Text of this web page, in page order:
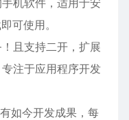
机软件，适用于安
可使用。
且支持二开，扩展
注于应用程序开发
如今开发成果，每